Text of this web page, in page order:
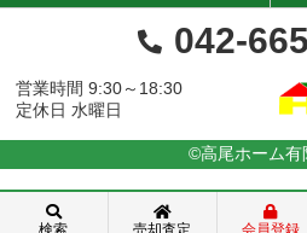
042-
営業時間 9:30～18:30
定休日 水曜日
©高尾ホーム有
検索 売却査定 会員登録